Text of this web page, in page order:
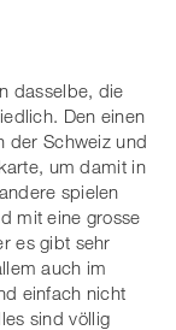
dasselbe, die
Den einen
der Schweiz und
um damit in
spielen
mit eine grosse
es gibt sehr
auch im
einfach nicht
sind völlig